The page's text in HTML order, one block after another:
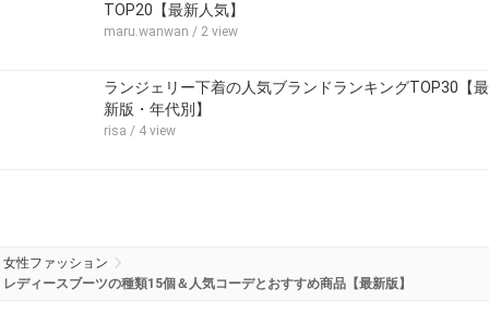
TOP20【最新人気】
maru.wanwan / 2 view
ランジェリー下着の人気ブランドランキングTOP30【最
新版・年代別】
risa / 4 view
女性ファッション
レディースブーツの種類15個＆人気コーデとおすすめ商品【最新版】